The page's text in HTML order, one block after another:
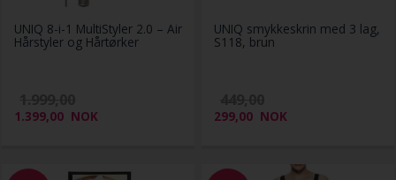
UNIQ 8-i-1 MultiStyler 2.0 – Air
Hårstyler og Hårtørker
1.399,00 NOK
UNIQ smykkeskrin med 3 lag,
S118, brun
299,00 NOK